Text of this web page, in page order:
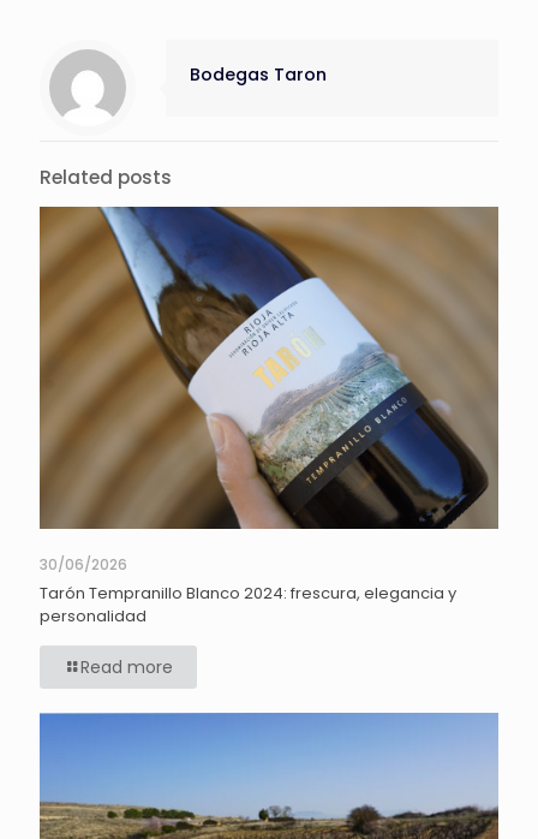
Bodegas Taron
Related posts
30/06/2026
Tarón Tempranillo Blanco 2024: frescura, elegancia y
personalidad
Read more